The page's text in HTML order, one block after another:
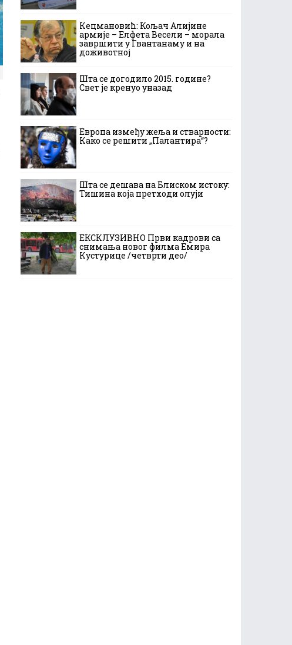
Кецмановић: Кољач Алијине
армије – Елфета Весели – морала
завршити у Гвантанаму и на
доживотној
Шта се догодило 2015. године?
Свет је кренуо уназад
Европа између жеља и стварности:
Како се решити „Палантира“?
Шта се дешава на Блиском истоку:
Тишина која претходи олуји
ЕКСКЛУЗИВНО Први кадрови са
снимања новог филма Емира
Кустурице /четврти део/